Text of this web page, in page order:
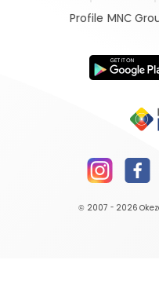
Profile MNC
© 2007 - 2026